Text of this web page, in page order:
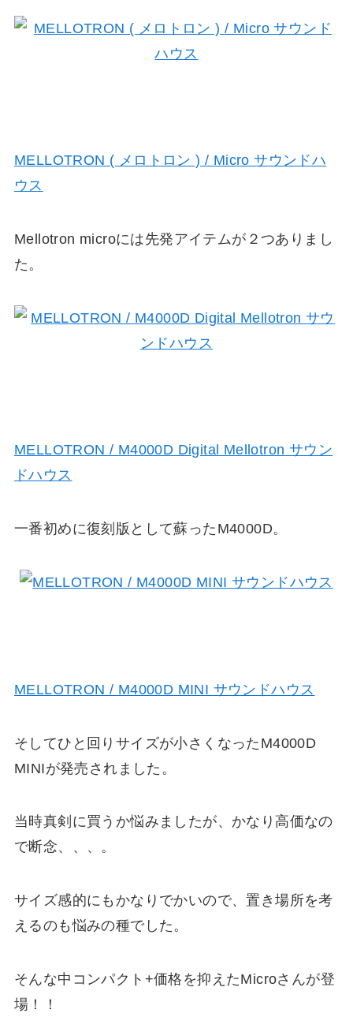
MELLOTRON ( メロトロン ) / Micro サウンドハ
ウス
Mellotron microには先発アイテムが２つありまし
た。
MELLOTRON / M4000D Digital Mellotron サウン
ドハウス
一番初めに復刻版として蘇ったM4000D。
MELLOTRON / M4000D MINI サウンドハウス
そしてひと回りサイズが小さくなったM4000D
MINIが発売されました。
当時真剣に買うか悩みましたが、かなり高価なの
で断念、、、。
サイズ感的にもかなりでかいので、置き場所を考
えるのも悩みの種でした。
そんな中コンパクト+価格を抑えたMicroさんが登
場！！